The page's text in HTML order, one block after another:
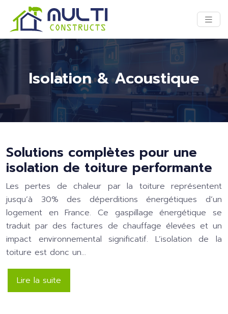
Isolation & Acoustique
Solutions complètes pour une
isolation de toiture performante
Les pertes de chaleur par la toiture représentent
jusqu’à 30% des déperditions énergétiques d’un
logement en France. Ce gaspillage énergétique se
traduit par des factures de chauffage élevées et un
impact environnemental significatif. L’isolation de la
toiture est donc un…
Lire la suite